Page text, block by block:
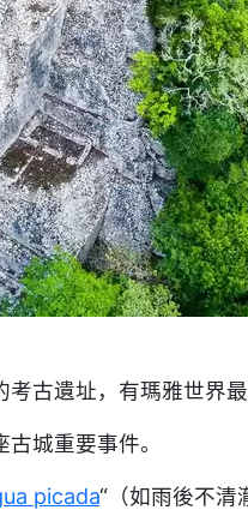
古遺址，有瑪雅世界最
城重要事件。
picada“（如雨後不清